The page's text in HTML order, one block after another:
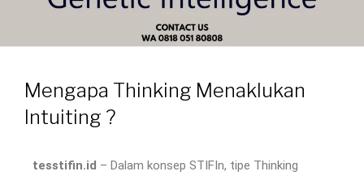
Mengapa Thinking Menaklukan
Intuiting ?
tesstifin.id – Dalam konsep STIFIn, tipe Thinking